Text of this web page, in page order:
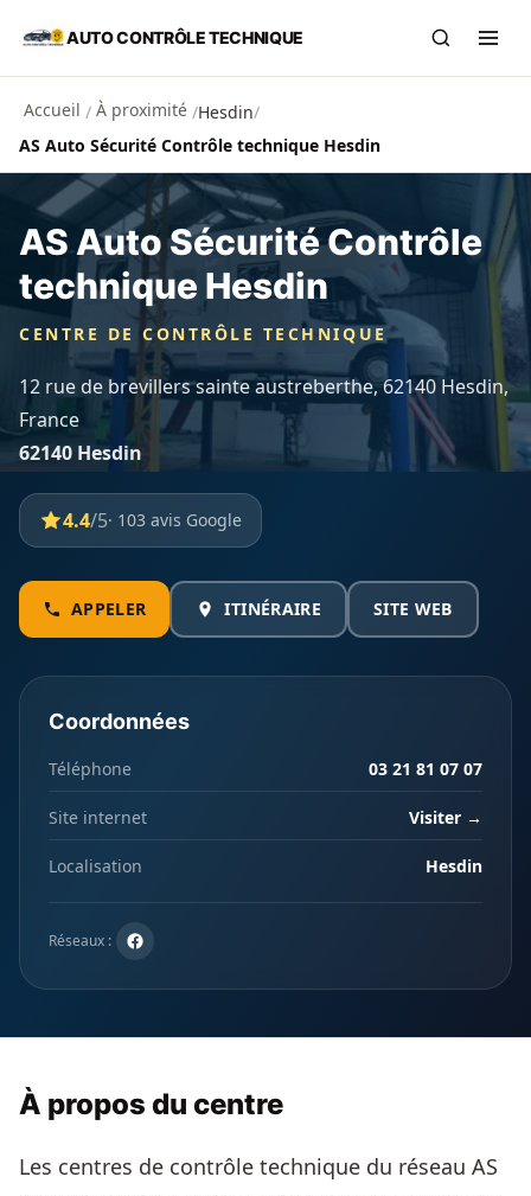
Aller au contenu principal
AUTO CONTRÔLE TECHNIQUE
Accueil / À proximité /Hesdin/
AS Auto Sécurité Contrôle technique Hesdin
AS Auto Sécurité Contrôle
technique Hesdin
CENTRE DE CONTRÔLE TECHNIQUE
12 rue de brevillers sainte austreberthe, 62140 Hesdin,
France
62140 Hesdin
4.4/5· 103 avis Google
APPELER ITINÉRAIRE SITE WEB
Coordonnées
Téléphone 03 21 81 07 07
Site internet Visiter →
Localisation Hesdin
Réseaux :
À propos du centre
Les centres de contrôle technique du réseau AS